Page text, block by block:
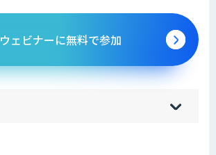
ウェビナーに無料で参加
hi
]
sh
]